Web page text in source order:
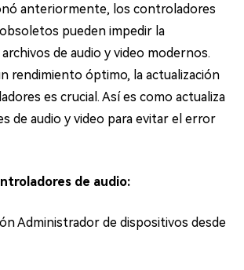
anteriormente, los controladores
pueden impedir la
de audio y video modernos.
rendimiento óptimo, la actualización
es crucial. Así es como actualiza
de audio y video para evitar el error
de audio:
Administrador de dispositivos desde